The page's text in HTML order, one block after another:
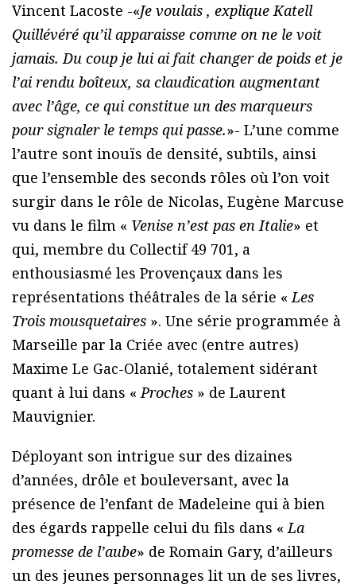
Vincent Lacoste -«Je voulais , explique Katell
Quillévéré qu’il apparaisse comme on ne le voit
jamais. Du coup je lui ai fait changer de poids et je
l’ai rendu boîteux, sa claudication augmentant
avec l’âge, ce qui constitue un des marqueurs
pour signaler le temps qui passe.»- L’une comme
l’autre sont inouïs de densité, subtils, ainsi
que l’ensemble des seconds rôles où l’on voit
surgir dans le rôle de Nicolas, Eugène Marcuse
vu dans le film « Venise n’est pas en Italie» et
qui, membre du Collectif 49 701, a
enthousiasmé les Provençaux dans les
représentations théâtrales de la série « Les
Trois mousquetaires ». Une série programmée à
Marseille par la Criée avec (entre autres)
Maxime Le Gac-Olanié, totalement sidérant
quant à lui dans « Proches » de Laurent
Mauvignier.
Déployant son intrigue sur des dizaines
d’années, drôle et bouleversant, avec la
présence de l’enfant de Madeleine qui à bien
des égards rappelle celui du fils dans « La
promesse de l’aube» de Romain Gary, d’ailleurs
un des jeunes personnages lit un de ses livres,